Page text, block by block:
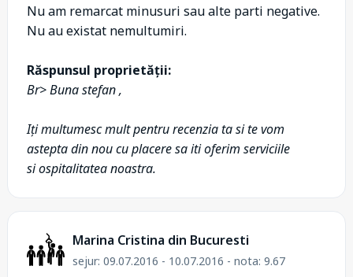
Nu am remarcat minusuri sau alte parti negative.
Nu au existat nemultumiri.
Răspunsul proprietății:
Br> Buna stefan ,
Iți multumesc mult pentru recenzia ta si te vom
astepta din nou cu placere sa iti oferim serviciile
si ospitalitatea noastra.
Marina Cristina din Bucuresti
sejur: 09.07.2016 - 10.07.2016 - nota: 9.67